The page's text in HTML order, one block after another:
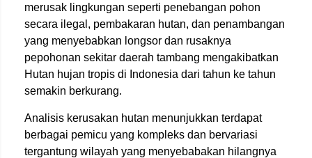
merusak lingkungan seperti penebangan pohon
secara ilegal, pembakaran hutan, dan penambangan
yang menyebabkan longsor dan rusaknya
pepohonan sekitar daerah tambang mengakibatkan
Hutan hujan tropis di Indonesia dari tahun ke tahun
semakin berkurang.
Analisis kerusakan hutan menunjukkan terdapat
berbagai pemicu yang kompleks dan bervariasi
tergantung wilayah yang menyebabakan hilangnya